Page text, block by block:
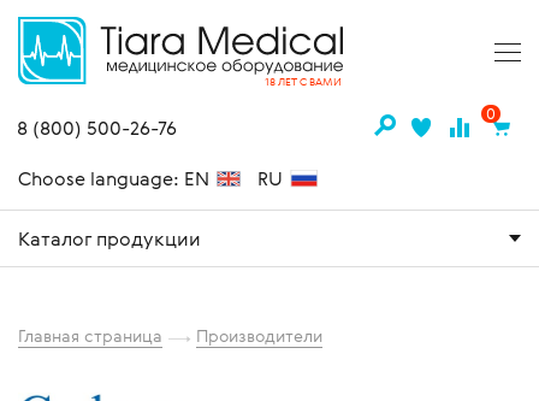
18 ЛЕТ С ВАМИ
8 (800) 500-26-76
0
Choose language: EN RU
Каталог продукции
Главная страница Производители